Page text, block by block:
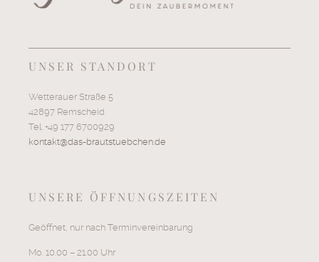
UNSER STANDORT
Wetterauer Straße 5
42897 Remscheid
Tel. +49 177 6700929
kontakt@das-brautstuebchen.de
UNSERE ÖFFNUNGSZEITEN
Geöffnet, nur nach Terminvereinbarung
Mo. 10.00 – 21.00 Uhr